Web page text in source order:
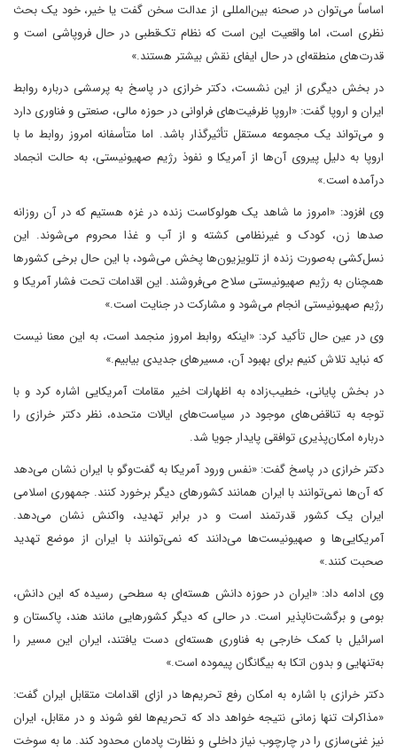
اساساً می‌توان در صحنه بین‌المللی از عدالت سخن گفت یا خیر، خود یک بحث
نظری است، اما واقعیت این است که نظام تک‌قطبی در حال فروپاشی است و
قدرت‌های منطقه‌ای در حال ایفای نقش بیشتر هستند.»
در بخش دیگری از این نشست، دکتر خرازی در پاسخ به پرسشی درباره روابط
ایران و اروپا گفت: «اروپا ظرفیت‌های فراوانی در حوزه مالی، صنعتی و فناوری دارد
و می‌تواند یک مجموعه مستقل تأثیرگذار باشد. اما متأسفانه امروز روابط ما با
اروپا به دلیل پیروی آن‌ها از آمریکا و نفوذ رژیم صهیونیستی، به حالت انجماد
درآمده است.»
وی افزود: «امروز ما شاهد یک هولوکاست زنده در غزه هستیم که در آن روزانه
صدها زن، کودک و غیرنظامی کشته و از آب و غذا محروم می‌شوند. این
نسل‌کشی به‌صورت زنده از تلویزیون‌ها پخش می‌شود، با این حال برخی کشورها
همچنان به رژیم صهیونیستی سلاح می‌فروشند. این اقدامات تحت فشار آمریکا و
رژیم صهیونیستی انجام می‌شود و مشارکت در جنایت است.»
وی در عین حال تأکید کرد: «اینکه روابط امروز منجمد است، به این معنا نیست
که نباید تلاش کنیم برای بهبود آن، مسیرهای جدیدی بیابیم.»
در بخش پایانی، خطیب‌زاده به اظهارات اخیر مقامات آمریکایی اشاره کرد و با
توجه به تناقض‌های موجود در سیاست‌های ایالات متحده، نظر دکتر خرازی را
درباره امکان‌پذیری توافقی پایدار جویا شد.
دکتر خرازی در پاسخ گفت: «نفس ورود آمریکا به گفت‌وگو با ایران نشان می‌دهد
که آن‌ها نمی‌توانند با ایران همانند کشورهای دیگر برخورد کنند. جمهوری اسلامی
ایران یک کشور قدرتمند است و در برابر تهدید، واکنش نشان می‌دهد.
آمریکایی‌ها و صهیونیست‌ها می‌دانند که نمی‌توانند با ایران از موضع تهدید
صحبت کنند.»
وی ادامه داد: «ایران در حوزه دانش هسته‌ای به سطحی رسیده که این دانش،
بومی و برگشت‌ناپذیر است. در حالی که دیگر کشورهایی مانند هند، پاکستان و
اسرائیل با کمک خارجی به فناوری هسته‌ای دست یافتند، ایران این مسیر را
به‌تنهایی و بدون اتکا به بیگانگان پیموده است.»
دکتر خرازی با اشاره به امکان رفع تحریم‌ها در ازای اقدامات متقابل ایران گفت:
«مذاکرات تنها زمانی نتیجه خواهد داد که تحریم‌ها لغو شوند و در مقابل، ایران
نیز غنی‌سازی را در چارچوب نیاز داخلی و نظارت پادمان محدود کند. ما به سوخت